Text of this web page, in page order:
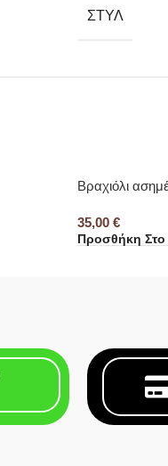
ΣΤΥΛ
Βραχιόλι
35,00 €
Προσθήκη Στο